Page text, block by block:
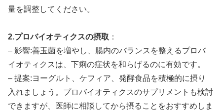
量を調整してください。
2.プロバイオティクスの摂取 ：
– 影響:善玉菌を増やし、腸内のバランスを整えるプロバ
イオティクスは、下痢の症状を和らげるのに有効です。
– 提案:ヨーグルト、ケフィア、発酵食品を積極的に摂り
入れましょう。プロバイオティクスのサプリメントも検討
できますが、医師に相談してから摂ることをおすすめしま